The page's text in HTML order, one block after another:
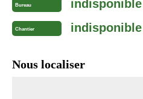
Bureau indisponible
Chantier indisponible
Nous localiser